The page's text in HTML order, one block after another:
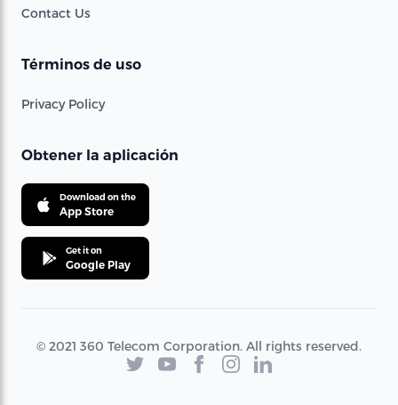
Contact Us
Términos de uso
Privacy Policy
Obtener la aplicación
Download on the
App Store
Get it on
Google Play
© 2021 360 Telecom Corporation. All rights reserved.